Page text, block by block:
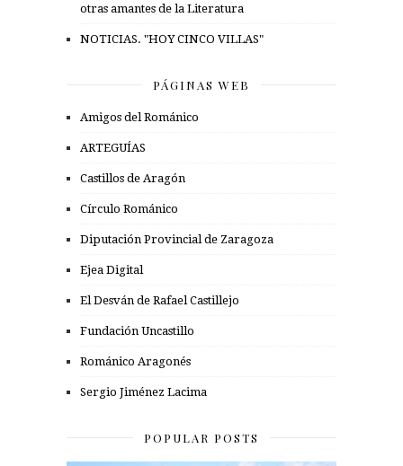
otras amantes de la Literatura
NOTICIAS. "HOY CINCO VILLAS"
PÁGINAS WEB
Amigos del Románico
ARTEGUÍAS
Castillos de Aragón
Círculo Románico
Diputación Provincial de Zaragoza
Ejea Digital
El Desván de Rafael Castillejo
Fundación Uncastillo
Románico Aragonés
Sergio Jiménez Lacima
POPULAR POSTS